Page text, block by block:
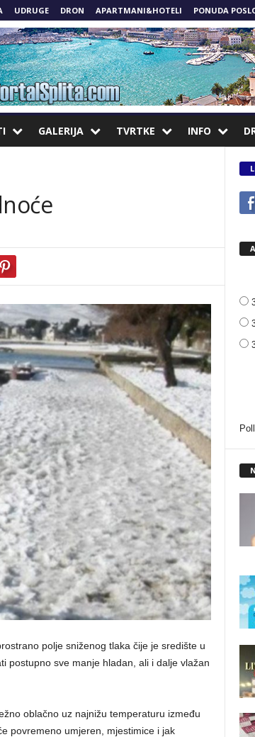
UDRUGE DRON APARTMANI&HOTELI PONUDA
GALERIJA TVRTKE INFO
polje sniženog tlaka čije je središte u
postupno sve manje hladan, ali i dalje vlažan
oblačno uz najnižu temperaturu između
povremeno umjeren, mjestimice i jak